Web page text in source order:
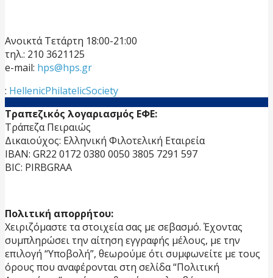
Ανοικτά Τετάρτη 18:00-21:00
τηλ.: 210 3621125
e-mail: hps@hps.gr
: HellenicPhilatelicSociety
Τραπεζικός λογαριασμός ΕΦΕ:
Τράπεζα Πειραιώς
Δικαιούχος: Ελληνική Φιλοτελική Εταιρεία
IBAN: GR22 0172 0380 0050 3805 7291 597
BIC: PIRBGRAA
Πολιτική απορρήτου:
Χειριζόμαστε τα στοιχεία σας με σεβασμό. Έχοντας
συμπληρώσει την αίτηση εγγραφής μέλους, με την
επιλογή “Υποβολή”, θεωρούμε ότι συμφωνείτε με τους
όρους που αναφέρονται στη σελίδα “Πολιτική